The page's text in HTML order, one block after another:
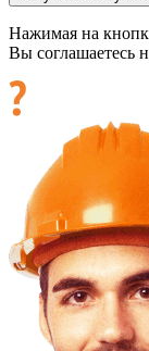
Нажимая на
Вы соглашаетесь